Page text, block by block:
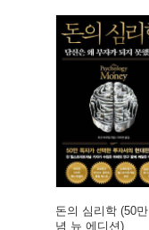
돈의 심리학 (50
념 뉴 에디션)